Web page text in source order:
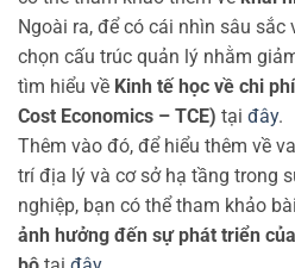
Ngoài ra, để có cái nhìn sâu
chọn cấu trúc quản lý nhằm
tìm hiểu về Kinh tế học về chi
Cost Economics – TCE) tại đây.
Thêm vào đó, để hiểu thêm về
trí địa lý và cơ sở hạ tầng trong
nghiệp, bạn có thể tham khảo
ảnh hưởng đến sự phát triển